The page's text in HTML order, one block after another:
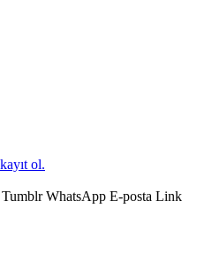
ol.
Tumblr WhatsApp E-posta Link